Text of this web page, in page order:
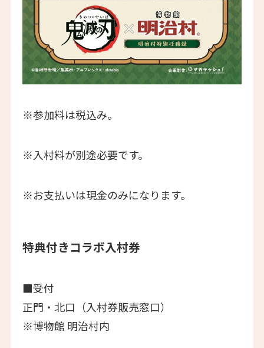
※参加料は税込み。
※入村料が別途必要です。
※お支払いは現金のみになります。
特典付きコラボ入村券
■受付
正門・北口（入村券販売窓口）
※博物館 明治村内